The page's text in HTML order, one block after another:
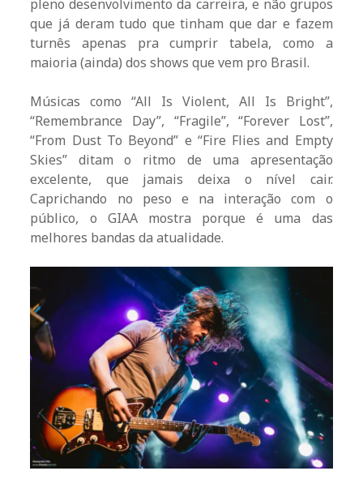
pleno desenvolvimento da carreira, e não grupos
que já deram tudo que tinham que dar e fazem
turnês apenas pra cumprir tabela, como a
maioria (ainda) dos shows que vem pro Brasil.
Músicas como “All Is Violent, All Is Bright”,
“Remembrance Day”, “Fragile”, “Forever Lost”,
“From Dust To Beyond” e “Fire Flies and Empty
Skies” ditam o ritmo de uma apresentação
excelente, que jamais deixa o nível cair.
Caprichando no peso e na interação com o
público, o GIAA mostra porque é uma das
melhores bandas da atualidade.